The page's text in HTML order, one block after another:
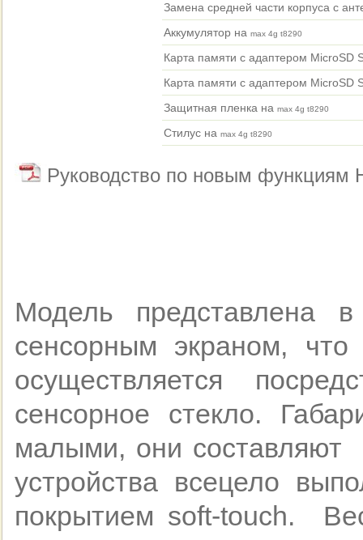
Замена средней части корпуса с
Аккумулятор на max 4g t8290
Карта памяти с адаптером MicroSD
Карта памяти с адаптером MicroSD
Защитная пленка на max 4g t8290
Стилус на max 4g t8290
Руководство по новым функциям
Модель представлена
сенсорным экраном,
осуществляется
сенсорное стекло.
малыми, они составляют
устройства всецело
покрытием soft-touch.